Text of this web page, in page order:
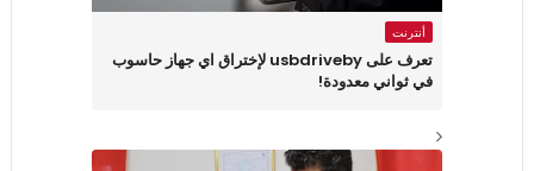
أنترنت
تعرف على usbdriveby لإختراق اي جهاز حاسوب
في ثواني معدودة!